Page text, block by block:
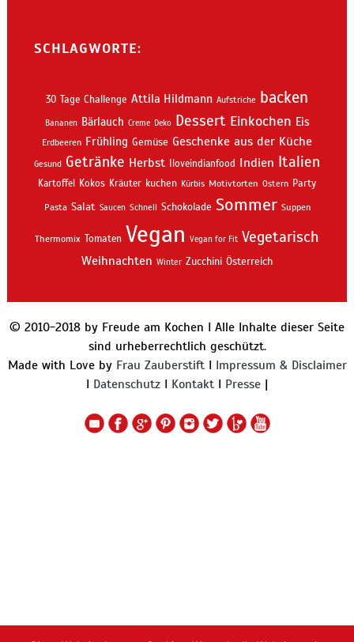
SCHLAGWORTE:
30 Tage Challenge Attila Hildmann Aufstriche backen
Bananen Bärlauch Creme Deko Dessert Einkochen Eis
Erdbeeren Frühling Gemüse Geschenke aus der Küche
Gesund Getränke Herbst Iloveindianfood Indien Italien
Kartoffel Kokos Kräuter kuchen Kürbis Motivtorten Ostern Party
Pasta Salat Saucen Schnell Schokolade Sommer Suppen
Thermomix Tomaten Vegan Vegan for Fit Vegetarisch
Weihnachten Winter Zucchini Österreich
© 2010-2018 by Freude am Kochen I Alle Inhalte dieser Seite
sind urheberrechtlich geschützt.
Made with Love by Frau ZauberstiftI Impressum & Disclaimer
I Datenschutz I KontaktI Presse |